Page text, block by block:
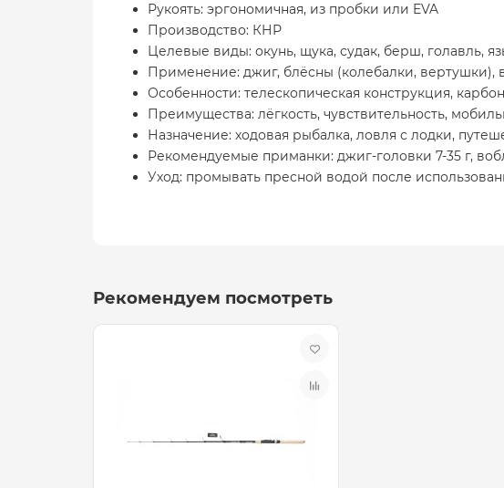
Рукоять: эргономичная, из пробки или EVA
Производство: КНР
Целевые виды: окунь, щука, судак, берш, голавль,
Применение: джиг, блёсны (колебалки, вертушки),
Особенности: телескопическая конструкция,
Преимущества: лёгкость, чувствительность,
Назначение: ходовая рыбалка, ловля с лодки,
Рекомендуемые приманки: джиг-головки 7-35 г,
Уход: промывать пресной водой после
Рекомендуем посмотреть